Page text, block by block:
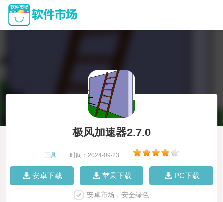
极风加速器2.7.0
工具 时间：2024-09-23
安卓下载 苹果下载 PC下载
安卓市场，安全绿色